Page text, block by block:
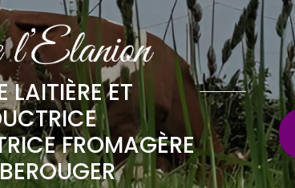
Fromages
Petites gourmandises
Plateaux de fromages
Produit laitier
LAITIÈRE ET
FROMAGÈRE